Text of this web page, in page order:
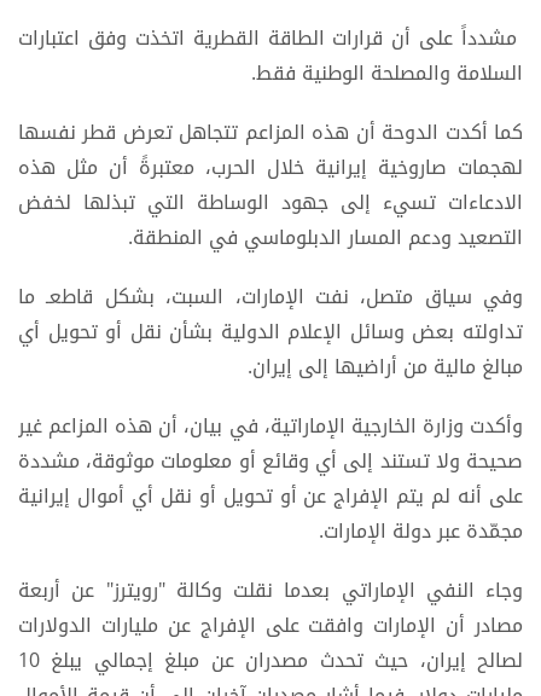
مشدداً على أن قرارات الطاقة القطرية اتخذت وفق اعتبارات
السلامة والمصلحة الوطنية فقط.
كما أكدت الدوحة أن هذه المزاعم تتجاهل تعرض قطر نفسها
لهجمات صاروخية إيرانية خلال الحرب، معتبرةً أن مثل هذه
الادعاءات تسيء إلى جهود الوساطة التي تبذلها لخفض
التصعيد ودعم المسار الدبلوماسي في المنطقة.
وفي سياق متصل، نفت الإمارات، السبت، بشكل قاطعـ ما
تداولته بعض وسائل الإعلام الدولية بشأن نقل أو تحويل أي
مبالغ مالية من أراضيها إلى إيران.
وأكدت وزارة الخارجية الإماراتية، في بيان، أن هذه المزاعم غير
صحيحة ولا تستند إلى أي وقائع أو معلومات موثوقة، مشددة
على أنه لم يتم الإفراج عن أو تحويل أو نقل أي أموال إيرانية
مجمّدة عبر دولة الإمارات.
وجاء النفي الإماراتي بعدما نقلت وكالة "رويترز" عن أربعة
مصادر أن الإمارات وافقت على الإفراج عن مليارات الدولارات
لصالح إيران، حيث تحدث مصدران عن مبلغ إجمالي يبلغ 10